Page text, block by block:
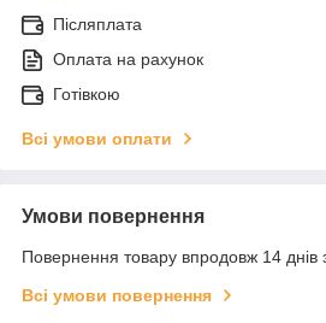
Післяплата
Оплата на рахунок
Готівкою
Всі умови оплати
Умови повернення
Повернення товару впродовж 14 днів
Всі умови повернення